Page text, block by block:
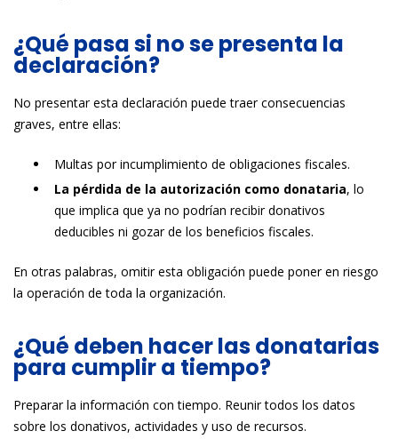
¿Qué pasa si no se presenta la
declaración?
No presentar esta declaración puede traer consecuencias
graves, entre ellas:
Multas por incumplimiento de obligaciones fiscales.
La pérdida de la autorización como donataria, lo
que implica que ya no podrían recibir donativos
deducibles ni gozar de los beneficios fiscales.
En otras palabras, omitir esta obligación puede poner en riesgo
la operación de toda la organización.
¿Qué deben hacer las donatarias
para cumplir a tiempo?
Preparar la información con tiempo. Reunir todos los datos
sobre los donativos, actividades y uso de recursos.